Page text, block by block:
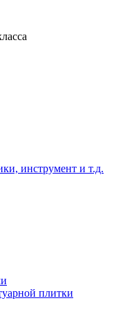
инструмент и т.д.
плитки